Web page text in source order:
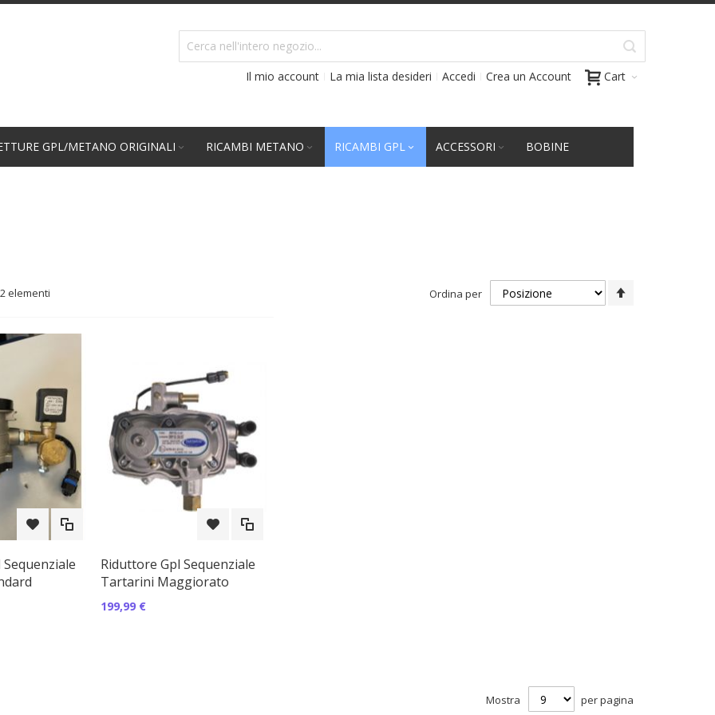
Cart
Il mio account La mia lista desideri Accedi Crea un Account
GPL/METANO ORIGINALI RICAMBI METANO RICAMBI GPL ACCESSORI BOBINE
2elementi Ordina per
Riduttore Gpl Sequenziale
Tartarini Maggiorato
199,99 €
Mostra per pagina